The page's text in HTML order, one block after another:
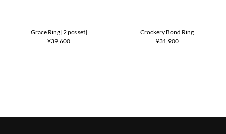
Grace Ring [2 pcs set]
¥39,600
Crockery Bond Ring
¥31,900